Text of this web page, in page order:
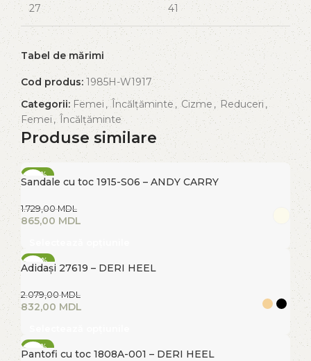
27 41
Tabel de mărimi
Cod produs:1985H-W1917
Categorii: Femei , Încălțăminte , Cizme , Reduceri ,
Femei, Încălțăminte
Produse similare
-50%
Sandale cu toc 1915-S06 – ANDY CARRY
1.729,00MDL
865,00 MDL
-60%
FIERBINTE
Adidași 27619 – DERI HEEL
2.079,00MDL
832,00 MDL
-50%
Pantofi cu toc 1808A-001 – DERI HEEL